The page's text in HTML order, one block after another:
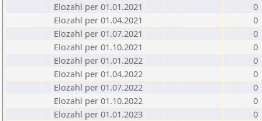
Elozahl per 01.01.2021
0
Elozahl per 01.04.2021
0
Elozahl per 01.07.2021
0
Elozahl per 01.10.2021
0
Elozahl per 01.01.2022
0
Elozahl per 01.04.2022
0
Elozahl per 01.07.2022
0
Elozahl per 01.10.2022
0
Elozahl per 01.01.2023
0